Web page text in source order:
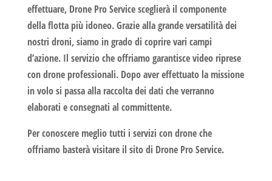
effettuare, Drone Pro Service sceglierà il componente
della flotta più idoneo. Grazie alla grande versatilità dei
nostri droni, siamo in grado di coprire vari campi
d’azione. Il servizio che offriamo garantiscevideo riprese
con droneprofessionali. Dopo aver effettuato la missione
in volo si passa alla raccolta dei dati che verranno
elaborati e consegnati al committente.
Per conoscere meglio tutti i servizi con drone che
offriamo basterà visitare il sito di Drone Pro Service.